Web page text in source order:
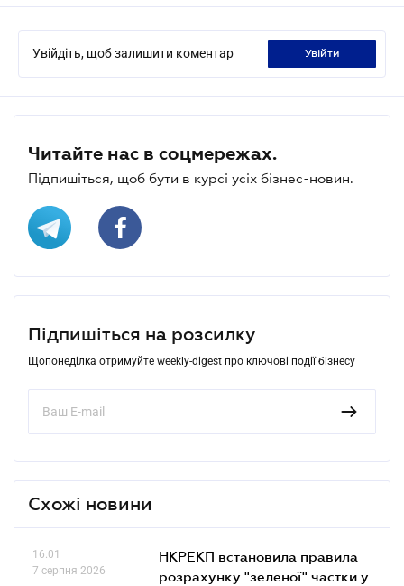
Увійдіть, щоб залишити коментар увійти
Читайте нас в соцмережах.
Підпишіться, щоб бути в курсі усіх бізнес-новин.
Підпишіться на розсилку
Щопонеділка отримуйте weekly-digest про ключові події бізнесу
Схожі новини
16.01
7 серпня 2026
НКРЕКП встановила правила
розрахунку "зеленої" частки у